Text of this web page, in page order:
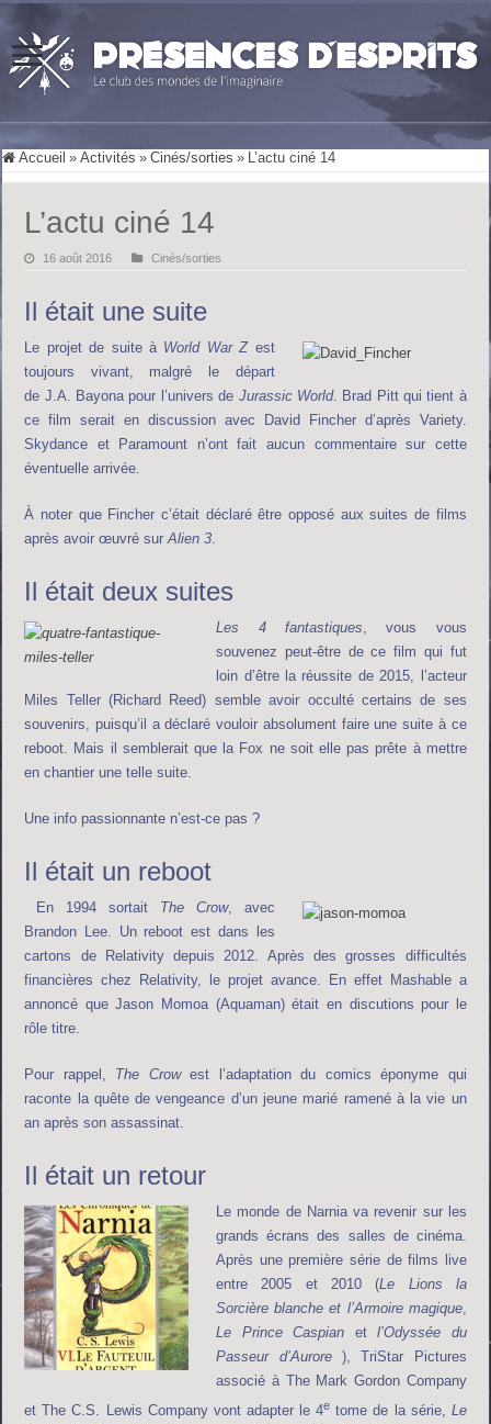
Accueil » Activités » Cinés/sorties » L’actu ciné 14
L’actu ciné 14
16 août 2016 Cinés/sorties
Il était une suite
Le projet de suite à World War Zest
toujours vivant, malgré le départ
de J.A. Bayona pour l’univers de Jurassic World. Brad Pitt qui tient à
ce film serait en discussion avec David Fincher d’après Variety.
Skydance et Paramount n’ont fait aucun commentaire sur cette
éventuelle arrivée.
À noter que Fincher c’était déclaré être opposé aux suites de films
après avoir œuvré surAlien 3
Il était deux suites
Les 4 fantastiques , vous vous
souvenez peut-être de ce film qui fut
loin d’être la réussite de 2015, l’acteur
Miles Teller (Richard Reed) semble avoir occulté certains de ses
souvenirs, puisqu’il a déclaré vouloir absolument faire une suite à ce
reboot. Mais il semblerait que la Fox ne soit elle pas prête à mettre
en chantier une telle suite.
Une info passionnante n’est-ce pas ?
Il était un reboot
En 1994 sortait The Crow, avec
Brandon Lee. Un reboot est dans les
cartons de Relativity depuis 2012. Après des grosses difficultés
financières chez Relativity, le projet avance. En effet Mashable a
annoncé que Jason Momoa (Aquaman) était en discutions pour le
rôle titre.
Pour rappel, The Crowest l’adaptation du comics éponyme qui
raconte la quête de vengeance d’un jeune marié ramené à la vie un
an après son assassinat.
Il était un retour
Le monde de Narnia va revenir sur les
grands écrans des salles de cinéma.
Après une première série de films live
entre 2005 et 2010 (Le Lions la
Sorcière blanche et l’Armoire magique,
Le Prince Caspian etl’Odyssée du
Passeur d’Aurore), TriStar Pictures
associé à The Mark Gordon Company
et The C.S. Lewis Company vont adapter le 4e tome de la série, Le